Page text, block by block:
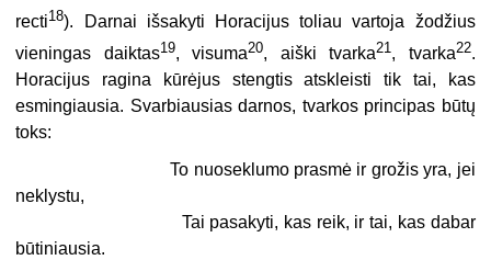
recti18). Darnai išsakyti Horacijus toliau vartoja žodžius
vieningas daiktas19, visuma20, aiški tvarka21, tvarka22.
Horacijus ragina kūrėjus stengtis atskleisti tik tai, kas
esmingiausia. Svarbiausias darnos, tvarkos principas būtų
toks:
To nuoseklumo prasmė ir grožis yra, jei
neklystu,
Tai pasakyti, kas reik, ir tai, kas dabar
būtiniausia.